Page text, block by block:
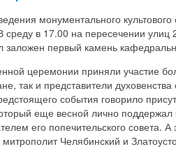
монументального
среду в 17.00 на пересечении улиц
первый камень
церемонии приняли участие
так и представители
события говорило
еще весной лично поддержал
его попечительского совета.
Челябинский и